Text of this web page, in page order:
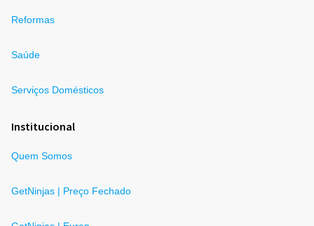
Reformas
Saúde
Serviços Domésticos
Institucional
Quem Somos
GetNinjas | Preço Fechado